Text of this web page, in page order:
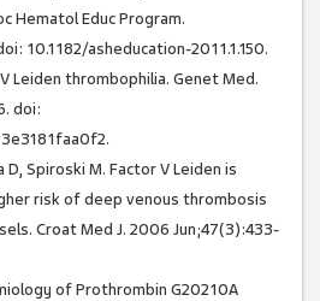
Hematol Educ Program.
10.1182/asheducation-2011.1.150.
Leiden thrombophilia. Genet Med.
doi:
D, Spiroski M. Factor V Leiden is
risk of deep venous thrombosis
Croat Med J. 2006 Jun;47(3):433-
of Prothrombin G20210A